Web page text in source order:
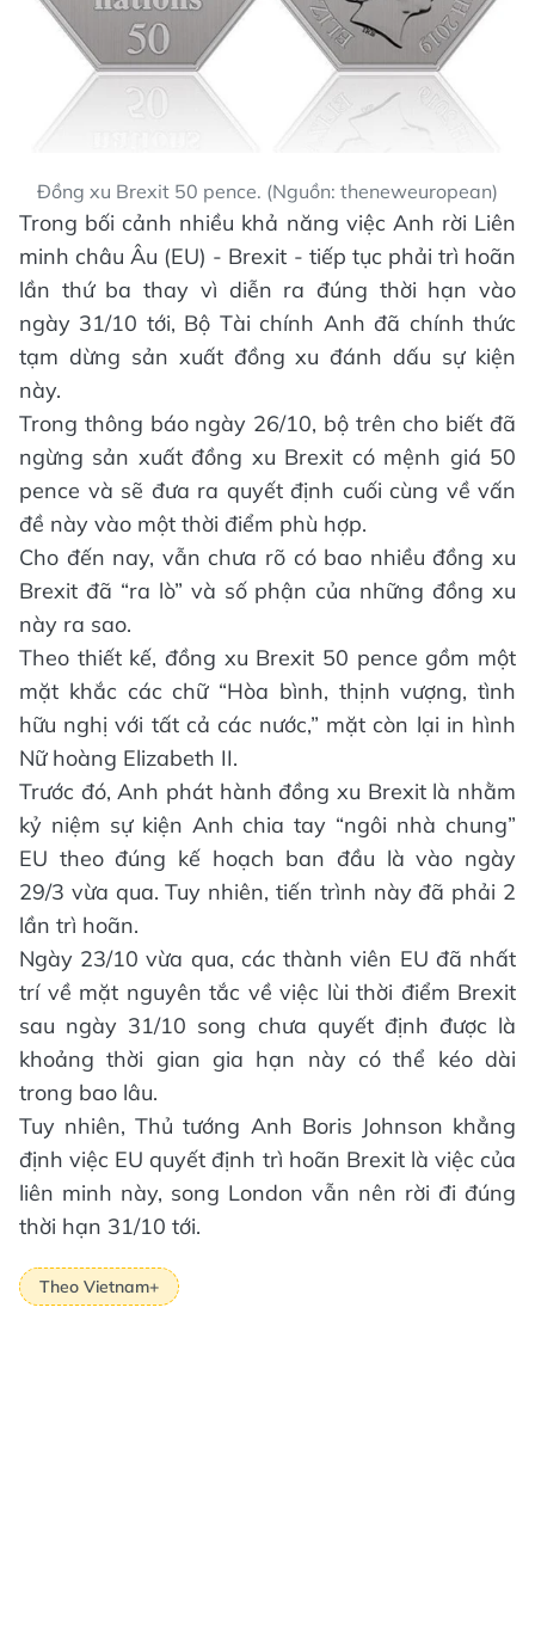
Đồng xu Brexit 50 pence. (Nguồn: theneweuropean)
Trong bối cảnh nhiều khả năng việc Anh rời Liên
minh châu Âu (EU) - Brexit - tiếp tục phải trì hoãn
lần thứ ba thay vì diễn ra đúng thời hạn vào
ngày 31/10 tới, Bộ Tài chính Anh đã chính thức
tạm dừng sản xuất đồng xu đánh dấu sự kiện
này.
Trong thông báo ngày 26/10, bộ trên cho biết đã
ngừng sản xuất đồng xu Brexit có mệnh giá 50
pence và sẽ đưa ra quyết định cuối cùng về vấn
đề này vào một thời điểm phù hợp.
Cho đến nay, vẫn chưa rõ có bao nhiều đồng xu
Brexit đã “ra lò” và số phận của những đồng xu
này ra sao.
Theo thiết kế, đồng xu Brexit 50 pence gồm một
mặt khắc các chữ “Hòa bình, thịnh vượng, tình
hữu nghị với tất cả các nước,” mặt còn lại in hình
Nữ hoàng Elizabeth II.
Trước đó, Anh phát hành đồng xu Brexit là nhằm
kỷ niệm sự kiện Anh chia tay “ngôi nhà chung”
EU theo đúng kế hoạch ban đầu là vào ngày
29/3 vừa qua. Tuy nhiên, tiến trình này đã phải 2
lần trì hoãn.
Ngày 23/10 vừa qua, các thành viên EU đã nhất
trí về mặt nguyên tắc về việc lùi thời điểm Brexit
sau ngày 31/10 song chưa quyết định được là
khoảng thời gian gia hạn này có thể kéo dài
trong bao lâu.
Tuy nhiên, Thủ tướng Anh Boris Johnson khẳng
định việc EU quyết định trì hoãn Brexit là việc của
liên minh này, song London vẫn nên rời đi đúng
thời hạn 31/10 tới.
Theo Vietnam+